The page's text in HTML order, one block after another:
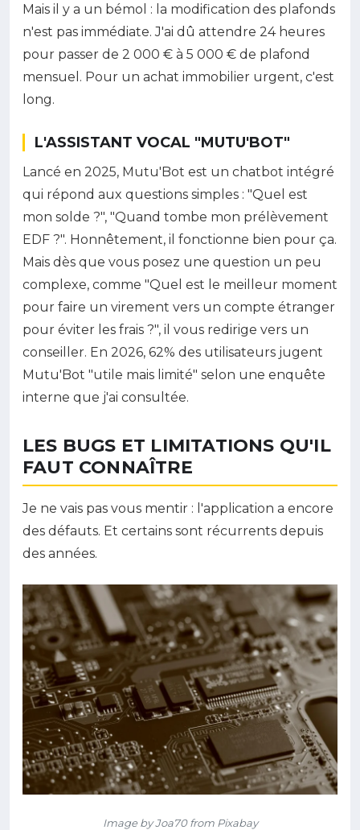
Mais il y a un bémol : la modification des plafonds
n'est pas immédiate. J'ai dû attendre 24 heures
pour passer de 2 000 € à 5 000 € de plafond
mensuel. Pour un achat immobilier urgent, c'est
long.
L'ASSISTANT VOCAL "MUTU'BOT"
Lancé en 2025, Mutu'Bot est un chatbot intégré
qui répond aux questions simples : "Quel est
mon solde ?", "Quand tombe mon prélèvement
EDF ?". Honnêtement, il fonctionne bien pour ça.
Mais dès que vous posez une question un peu
complexe, comme "Quel est le meilleur moment
pour faire un virement vers un compte étranger
pour éviter les frais ?", il vous redirige vers un
conseiller. En 2026, 62% des utilisateurs jugent
Mutu'Bot "utile mais limité" selon une enquête
interne que j'ai consultée.
LES BUGS ET LIMITATIONS QU'IL
FAUT CONNAÎTRE
Je ne vais pas vous mentir : l'application a encore
des défauts. Et certains sont récurrents depuis
des années.
Image by Joa70 from Pixabay